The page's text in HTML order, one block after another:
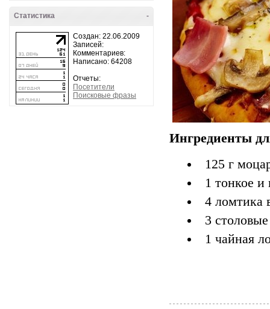
-
Статистика
Создан: 22.06.2009
Записей:
Комментариев:
Написано: 64208
Отчеты:
Посетители
Поисковые фразы
Ингредиенты
125 г
1 тонкое и
4 ломтика
3
1 чайная